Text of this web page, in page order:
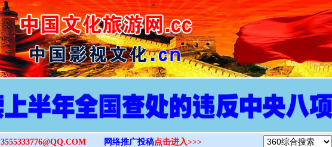
>
3555333776@QQ.COM 网络推广投稿点击进入>>>